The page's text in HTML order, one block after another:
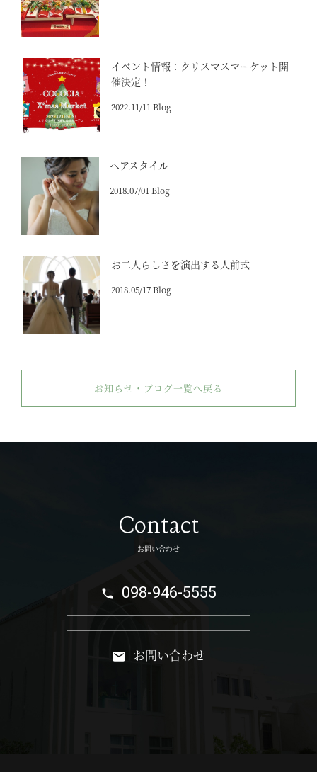
イベント情報：クリスマスマーケット開
催決定！
2022.11/11 Blog
ヘアスタイル
2018.07/01 Blog
お二人らしさを演出する人前式
2018.05/17 Blog
お知らせ・ブログ一覧へ戻る
Contact
お問い合わせ
098-946-5555
お問い合わせ